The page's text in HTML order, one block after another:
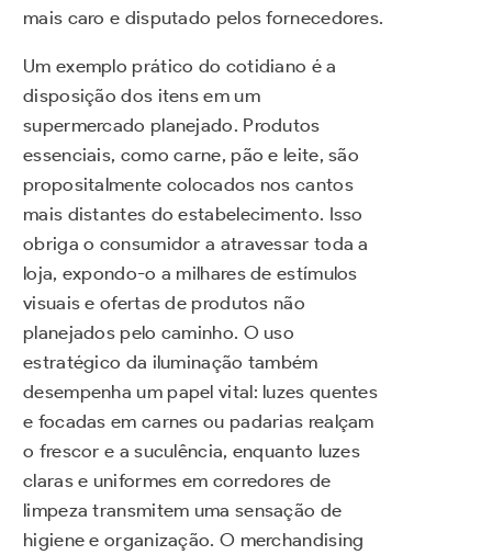
mais caro e disputado pelos fornecedores.
Um exemplo prático do cotidiano é a
disposição dos itens em um
supermercado planejado. Produtos
essenciais, como carne, pão e leite, são
propositalmente colocados nos cantos
mais distantes do estabelecimento. Isso
obriga o consumidor a atravessar toda a
loja, expondo-o a milhares de estímulos
visuais e ofertas de produtos não
planejados pelo caminho. O uso
estratégico da iluminação também
desempenha um papel vital: luzes quentes
e focadas em carnes ou padarias realçam
o frescor e a suculência, enquanto luzes
claras e uniformes em corredores de
limpeza transmitem uma sensação de
higiene e organização. O merchandising